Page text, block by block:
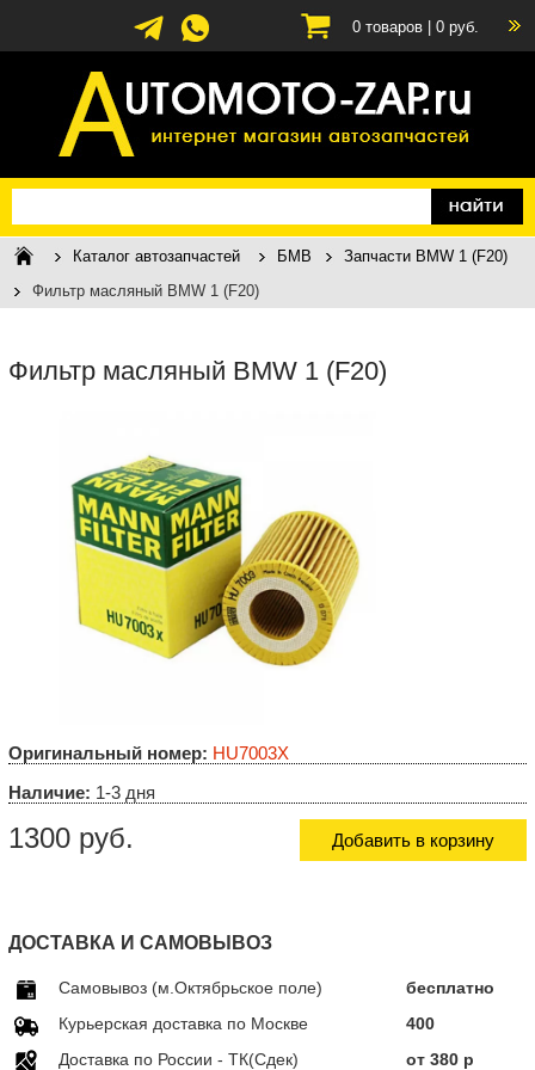
0 товаров | 0 руб.
Каталог автозапчастей БМВ
Запчасти BMW 1 (F20)
Фильтр масляный BMW 1 (F20)
Фильтр масляный BMW 1 (F20)
Оригинальный номер: HU7003X
Наличие: 1-3 дня
1300 руб. Добавить в корзину
ДОСТАВКА И САМОВЫВОЗ
Самовывоз (м.Октябрьское поле)
бесплатно
Курьерская доставка по Москве
400
Доставка по Росcии - ТК(Сдек)
от 380 р